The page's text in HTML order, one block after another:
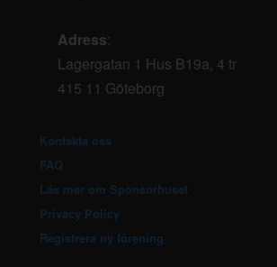
Adress:
Lagergatan 1 Hus B19a, 4 tr
415 11 Göteborg
Kontakta oss
FAQ
Läs mer om Sponsorhuset
Privacy Policy
Registrera ny förening